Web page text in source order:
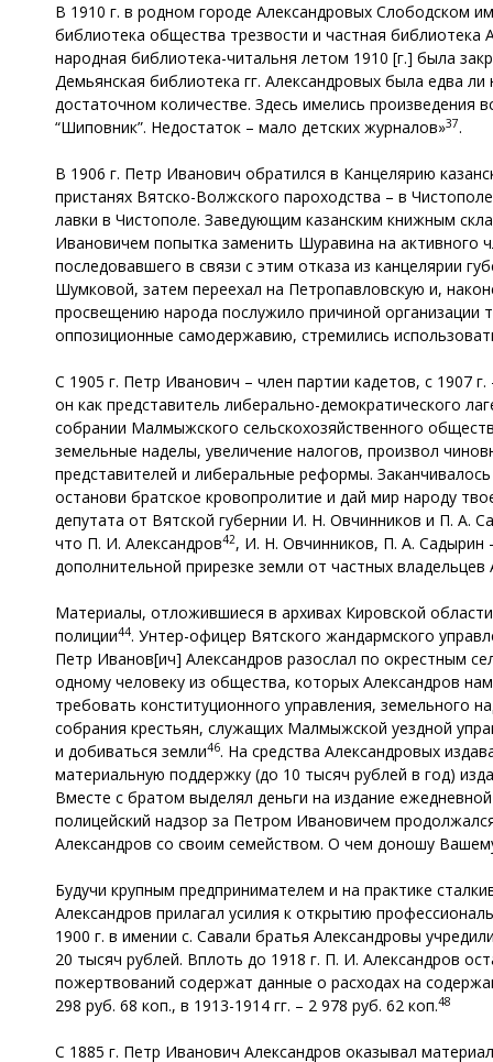
В 1910 г. в родном городе Александровых Слободском
библиотека общества трезвости и частная библиотека
народная библиотека-читальня летом 1910 [г.] была
Демьянская библиотека гг. Александровых была едва
достаточном количестве. Здесь имелись произведения
“Шиповник”. Недостаток – мало детских журналов»37.
В 1906 г. Петр Иванович обратился в Канцелярию
пристанях Вятско-Волжского пароходства – в
лавки в Чистополе. Заведующим казанским книжным
Ивановичем попытка заменить Шуравина на активного
последовавшего в связи с этим отказа из канцелярии
Шумковой, затем переехал на Петропавловскую и,
просвещению народа послужило причиной организации
оппозиционные самодержавию, стремились
С 1905 г. Петр Иванович – член партии кадетов, с 1907
он как представитель либерально-демократического
собрании Малмыжского сельскохозяйственного
земельные наделы, увеличение налогов, произвол
представителей и либеральные реформы.
останови братское кровопролитие и дай мир народу
депутата от Вятской губернии И. Н. Овчинников и П. А.
что П. И. Александров42, И. Н. Овчинников, П. А. Садырин
дополнительной прирезке земли от частных
Материалы, отложившиеся в архивах Кировской
полиции44. Унтер-офицер Вятского жандармского
Петр Иванов[ич] Александров разослал по окрестным
одному человеку из общества, которых Александров
требовать конституционного управления, земельного
собрания крестьян, служащих Малмыжской уездной
и добиваться земли46. На средства Александровых
материальную поддержку (до 10 тысяч рублей в год)
Вместе с братом выделял деньги на издание
полицейский надзор за Петром Ивановичем
Александров со своим семейством. О чем доношу
Будучи крупным предпринимателем и на практике
Александров прилагал усилия к открытию
1900 г. в имении с. Савали братья Александровы
20 тысяч рублей. Вплоть до 1918 г. П. И. Александров
пожертвований содержат данные о расходах на
298 руб. 68 коп., в 1913-1914 гг. – 2 978 руб. 62 коп.48
С 1885 г. Петр Иванович Александров оказывал